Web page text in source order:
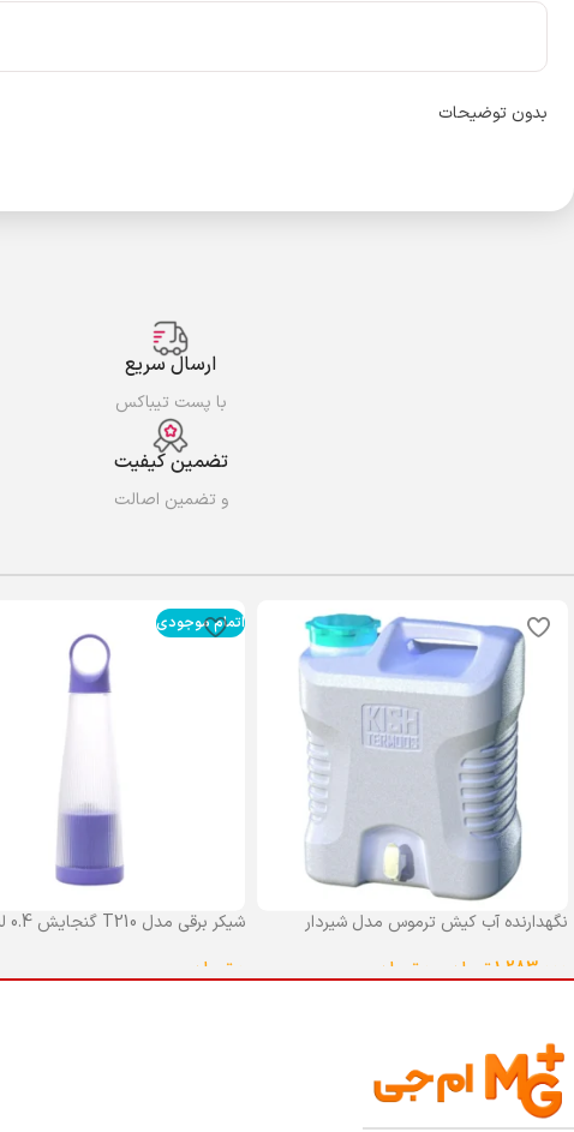
بدون توضیحات
ارسال سریع
با پست تیباکس
تضمین کیفیت
و تضمین اصالت
نگهدارنده آب کیش ترموس مدل شیردار
1,283,000تومان تومان
اتمام موجودی
شیکر برقی مدل T210 گنجایش 0.4 لیتر
تومان